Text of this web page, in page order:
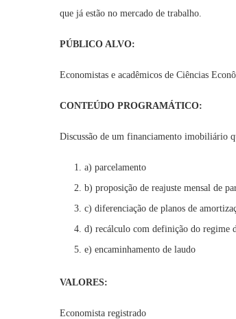
que já estão no mercado de trabalho.
PÚBLICO ALVO:
Economistas e acadêmicos de Ciências
CONTEÚDO PROGRAMÁTICO:
Discussão de um financiamento imobiliário
a) parcelamento
b) proposição de reajuste mensal de
c) diferenciação de planos de
d) recálculo com definição do regime
e) encaminhamento de laudo
Economista